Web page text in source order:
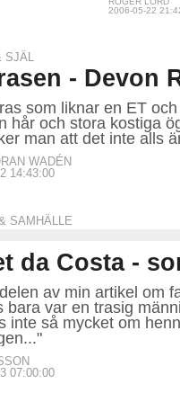
2006-05-22
- Devon
som liknar en ET
hår och stora kostiga
man att det inte alls
WADÉN
14:43:00
SAMHÄLLE
da Costa -
av min artikel om
bara var en trasig
inte så mycket om
07:00:00